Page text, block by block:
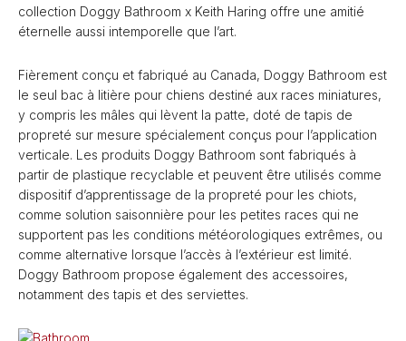
collection Doggy Bathroom x Keith Haring offre une amitié
éternelle aussi intemporelle que l’art.
Fièrement conçu et fabriqué au Canada, Doggy Bathroom est
le seul bac à litière pour chiens destiné aux races miniatures,
y compris les mâles qui lèvent la patte, doté de tapis de
propreté sur mesure spécialement conçus pour l’application
verticale. Les produits Doggy Bathroom sont fabriqués à
partir de plastique recyclable et peuvent être utilisés comme
dispositif d’apprentissage de la propreté pour les chiots,
comme solution saisonnière pour les petites races qui ne
supportent pas les conditions météorologiques extrêmes, ou
comme alternative lorsque l’accès à l’extérieur est limité.
Doggy Bathroom propose également des accessoires,
notamment des tapis et des serviettes.